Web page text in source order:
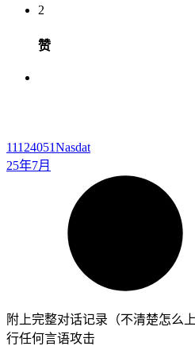
2
赞
11124051Nasdat
25年7月
附上完整对话记录（不清楚怎么
行任何言语攻击